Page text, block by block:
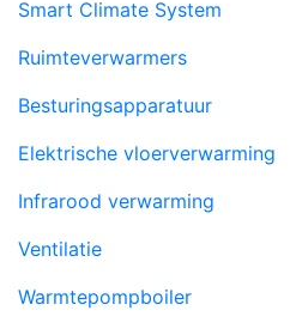
Smart Climate System
Ruimteverwarmers
Besturingsapparatuur
Elektrische vloerverwarming
Infrarood verwarming
Ventilatie
Warmtepompboiler